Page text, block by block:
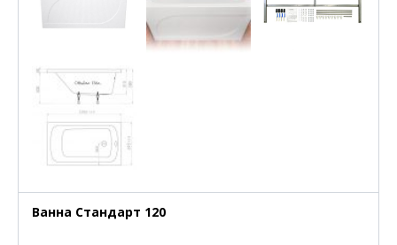
Ванна Стандарт 120